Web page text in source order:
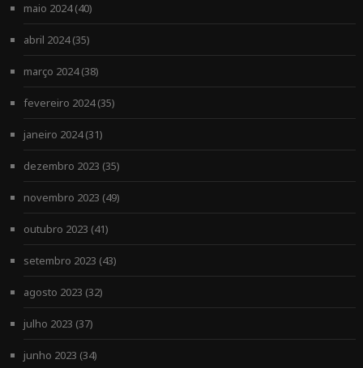
maio 2024(40)
abril 2024(35)
março 2024(38)
fevereiro 2024(35)
janeiro 2024(31)
dezembro 2023 (35)
novembro 2023 (49)
outubro 2023 (41)
setembro 2023 (43)
agosto 2023 (32)
julho 2023 (37)
junho 2023 (34)